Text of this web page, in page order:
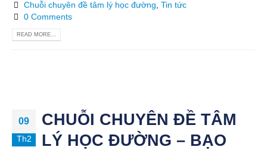
Chuỗi chuyên đề tâm lý học đường, Tin tức
0 Comments
READ MORE...
09
Th2
CHUỖI CHUYÊN ĐỀ TÂM
LÝ HỌC ĐƯỜNG – BẠO